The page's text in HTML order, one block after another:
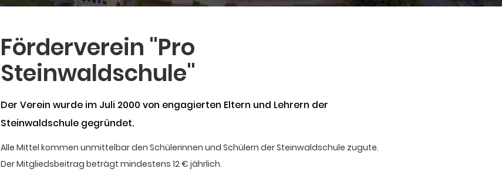
Förderverein "Pro
Steinwaldschule"
Der Verein wurde im Juli 2000 von engagierten Eltern und Lehrern der
Steinwaldschule gegründet.
Alle Mittel kommen unmittelbar den Schülerinnen und Schülern der Steinwaldschule zugute.
Der Mitgliedsbeitrag beträgt mindestens 12 € jährlich.